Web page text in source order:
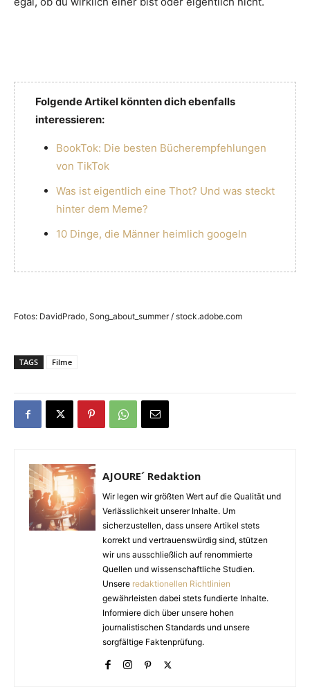
Folgende Artikel könnten dich ebenfalls
interessieren:
BookTok: Die besten Bücherempfehlungen
von TikTok
Was ist eigentlich eine Thot? Und was steckt
hinter dem Meme?
10 Dinge, die Männer heimlich googeln
Fotos: DavidPrado, Song_about_summer / stock.adobe.com
TAGS Filme
AJOURE´ Redaktion
Wir legen wir größten Wert auf die Qualität und
Verlässlichkeit unserer Inhalte. Um
sicherzustellen, dass unsere Artikel stets
korrekt und vertrauenswürdig sind, stützen
wir uns ausschließlich auf renommierte
Quellen und wissenschaftliche Studien.
Unsere redaktionellen Richtlinien
gewährleisten dabei stets fundierte Inhalte.
Informiere dich über unsere hohen
journalistischen Standards und unsere
sorgfältige Faktenprüfung.